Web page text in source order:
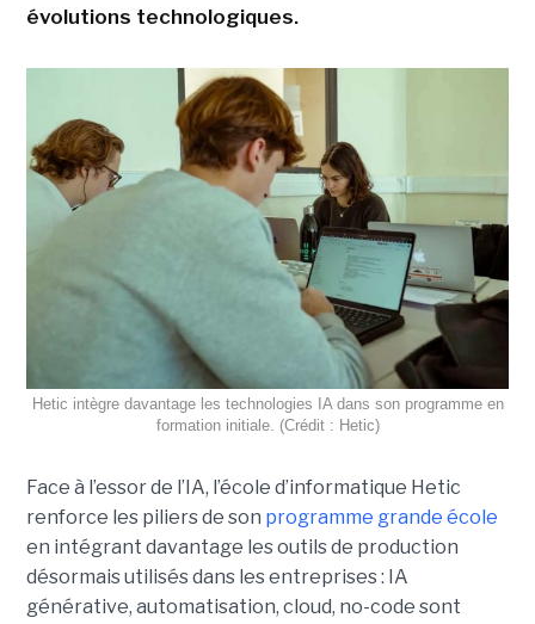
évolutions technologiques.
Hetic intègre davantage les technologies IA dans son programme en
formation initiale. (Crédit : Hetic)
Face à l’essor de l’IA, l’école d’informatique Hetic
renforce les piliers de son programme grande école
en intégrant davantage les outils de production
désormais utilisés dans les entreprises : IA
générative, automatisation, cloud, no-code sont